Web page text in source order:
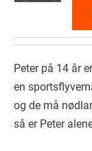
Peter på 14 år
en
og de må
så er Peter